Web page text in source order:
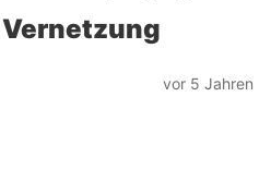
vor 5 Jahren